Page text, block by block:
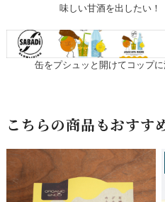
味しい甘酒を出したい
缶をプシュッと開けてコップ
こちらの商品もおすす